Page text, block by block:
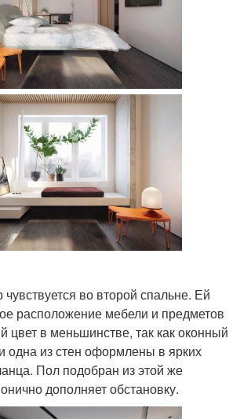
во второй спальне. Ей
расположение мебели и предметов
цвет в меньшинстве, так как оконный
одна из стен оформлены в ярких
Пол подобран из этой же
дополняет обстановку.